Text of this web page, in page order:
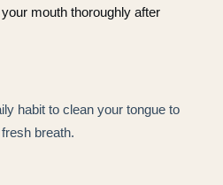
mouth thoroughly after
habit to clean your tongue to
breath.